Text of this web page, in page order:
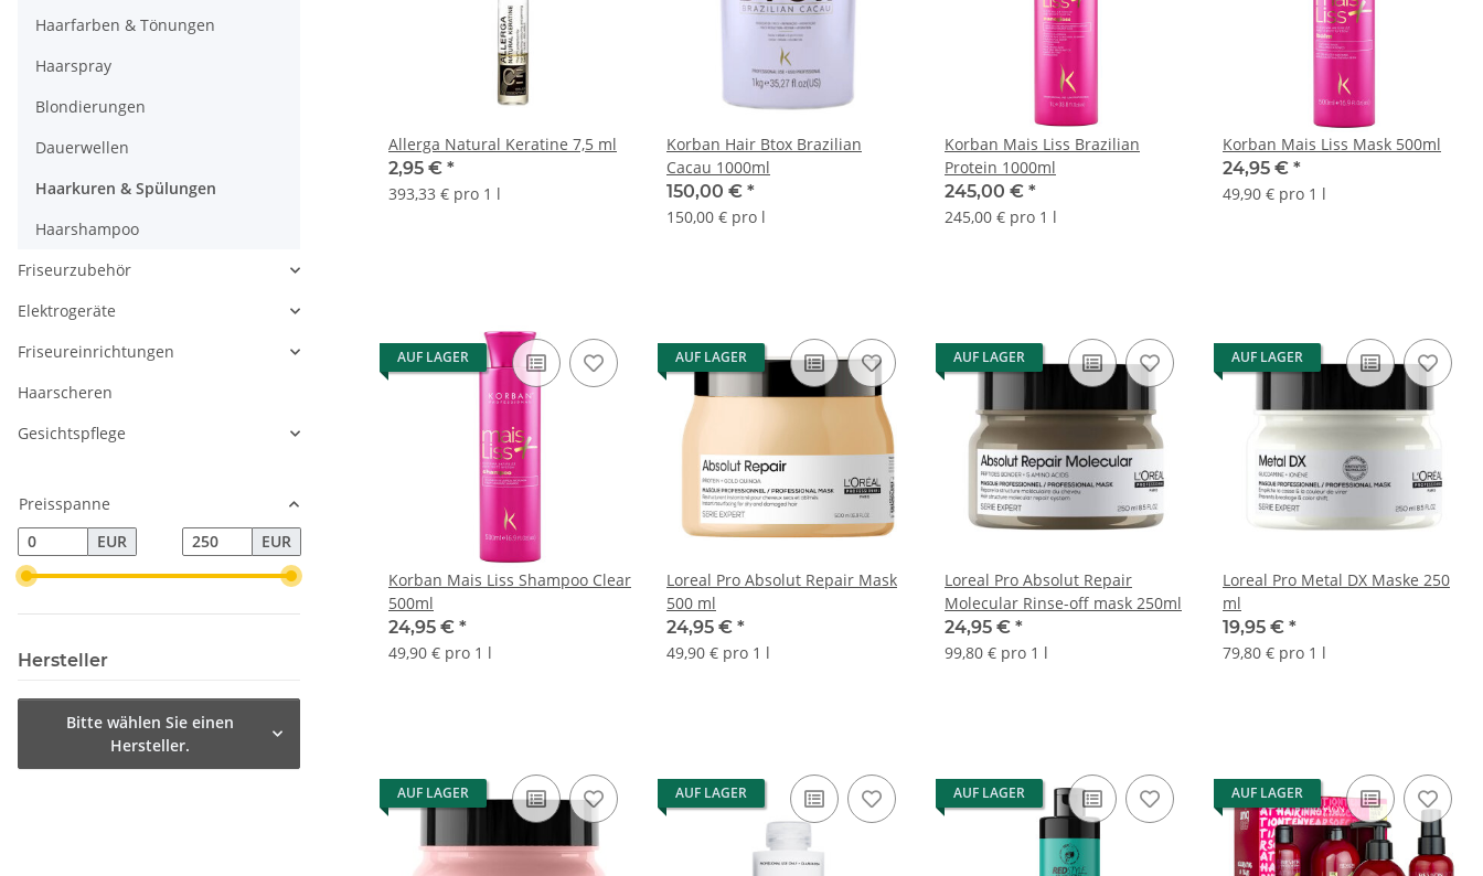
Allerga Natural Keratine 7,5 ml
2,95 € *
393,33 € pro 1 l
Korban Hair Btox Brazilian
Cacau 1000ml
150,00 € *
150,00 € pro l
Korban Mais Liss Brazilian
Protein 1000ml
245,00 € *
245,00 € pro 1 l
Korban Mais Liss Mask 500ml
24,95 € *
49,90 € pro 1 l
AUF LAGER
Korban Mais Liss Shampoo Clear
500ml
24,95 € *
49,90 € pro 1 l
AUF LAGER
Loreal Pro Absolut Repair Mask
500 ml
24,95 € *
49,90 € pro 1 l
AUF LAGER
Loreal Pro Absolut Repair
Molecular Rinse-off mask 250ml
24,95 € *
99,80 € pro 1 l
AUF LAGER
Loreal Pro Metal DX Maske 250
ml
19,95 € *
79,80 € pro 1 l
AUF LAGER AUF LAGER AUF LAGER AUF LAGER
Haarfarben & Tönungen
Haarspray
Blondierungen
Dauerwellen
Haarkuren & Spülungen
Haarshampoo
Friseurzubehör
Elektrogeräte
Friseureinrichtungen
Haarscheren
Gesichtspflege
Preisspanne
EUR
EUR
Hersteller
Bitte wählen Sie einen
Hersteller.